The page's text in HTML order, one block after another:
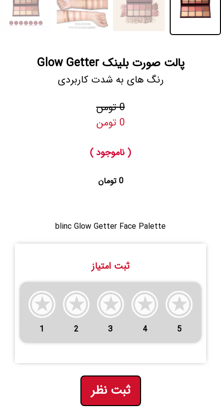
پالت صورت بلینک Glow Getter
رنگ های به شدت کاربردی
0 تومن
0 تومن
( ناموجود )
0 تومان
blinc Glow Getter Face Palette
ثبت امتیاز
1 2 3 4 5
ثبت نظر